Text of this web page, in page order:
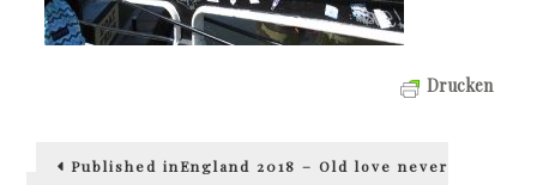
Drucken
Beitragsnavigation
Published inEngland 2018 – Old love never